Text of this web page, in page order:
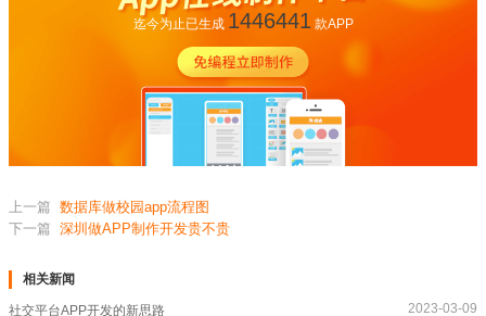
迄今为止已生成 1446441款APP
上一篇 数据库做校园app流程图
下一篇 深圳做APP制作开发贵不贵
相关新闻
社交平台APP开发的新思路 2023-03-09